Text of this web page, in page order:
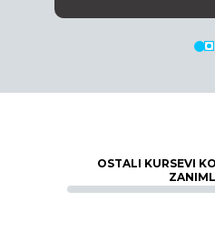
OSTALI KURSEVI